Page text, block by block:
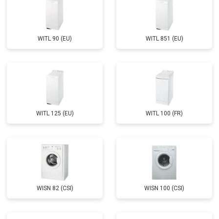
WITL 90 (EU) WITL 851 (EU)
WITL 125 (EU) WITL 100 (FR)
WISN 82 (CSI) WISN 100 (CSI)